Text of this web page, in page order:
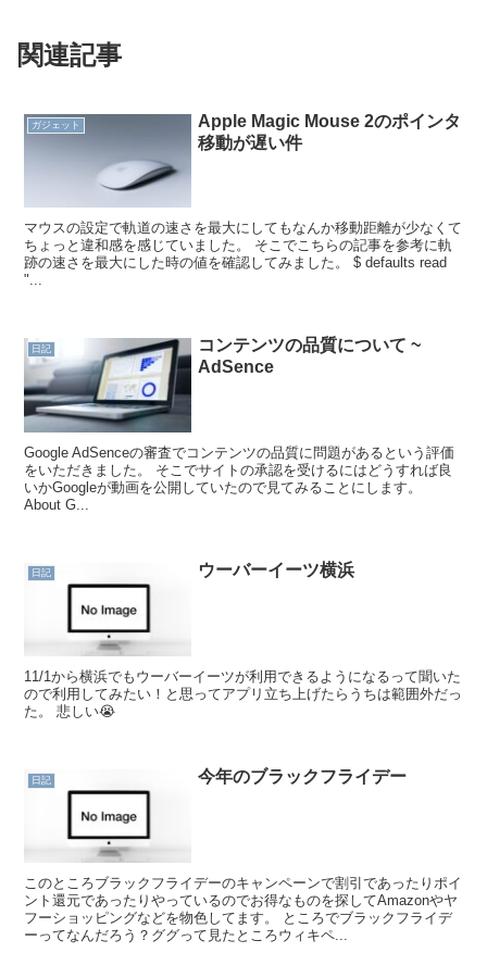
関連記事
ガジェット
Apple Magic Mouse 2のポインタ
移動が遅い件
マウスの設定で軌道の速さを最大にしてもなんか移動距離が少なくて
ちょっと違和感を感じていました。 そこでこちらの記事を参考に軌
跡の速さを最大にした時の値を確認してみました。 $ defaults read
"...
日記
コンテンツの品質について ~
AdSence
Google AdSenceの審査でコンテンツの品質に問題があるという評価
をいただきました。 そこでサイトの承認を受けるにはどうすれば良
いかGoogleが動画を公開していたので見てみることにします。
About G...
日記 ウーバーイーツ横浜
11/1から横浜でもウーバーイーツが利用できるようになるって聞いた
ので利用してみたい！と思ってアプリ立ち上げたらうちは範囲外だっ
た。 悲しい😭
日記 今年のブラックフライデー
このところブラックフライデーのキャンペーンで割引であったりポイ
ント還元であったりやっているのでお得なものを探してAmazonやヤ
フーショッピングなどを物色してます。 ところでブラックフライデ
ーってなんだろう？ググって見たところウィキペ...